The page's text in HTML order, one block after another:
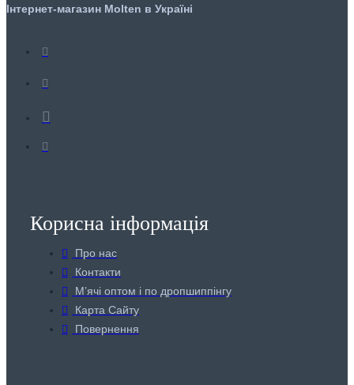
Інтернет-магазин Molten в Україні
Корисна інформація
Про нас
Контакти
Мʼячі оптом і по дропшиппінгу
Карта Сайту
Повернення